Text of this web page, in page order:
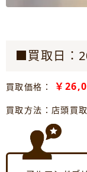
■買取日：
買取価格： ￥
買取方法：店頭買取